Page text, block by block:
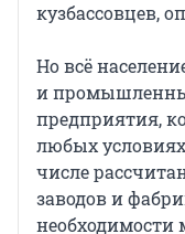
кузбассовцев,
Но всё
и
предприятия,
любых
числе
заводов и
необходимости